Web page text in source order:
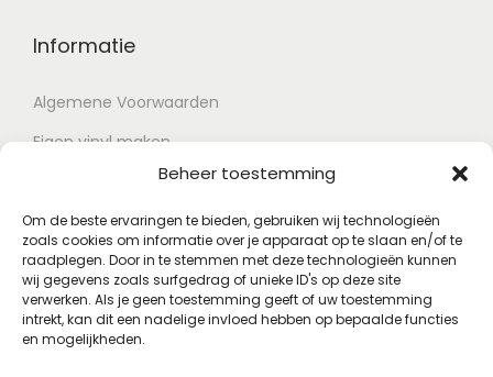
Beheer toestemming
Om de beste ervaringen te bieden, gebruiken wij technologieën
zoals cookies om informatie over je apparaat op te slaan en/of te
raadplegen. Door in te stemmen met deze technologieën kunnen
wij gegevens zoals surfgedrag of unieke ID's op deze site
verwerken. Als je geen toestemming geeft of uw toestemming
intrekt, kan dit een nadelige invloed hebben op bepaalde functies
en mogelijkheden.
Informatie
Algemene Voorwaarden
Eigen vinyl maken
Retour voorwaarden
Contact
Account
Mijn account